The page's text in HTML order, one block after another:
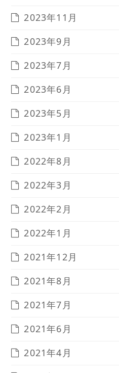
2023年11月
2023年9月
2023年7月
2023年6月
2023年5月
2023年1月
2022年8月
2022年3月
2022年2月
2022年1月
2021年12月
2021年8月
2021年7月
2021年6月
2021年4月